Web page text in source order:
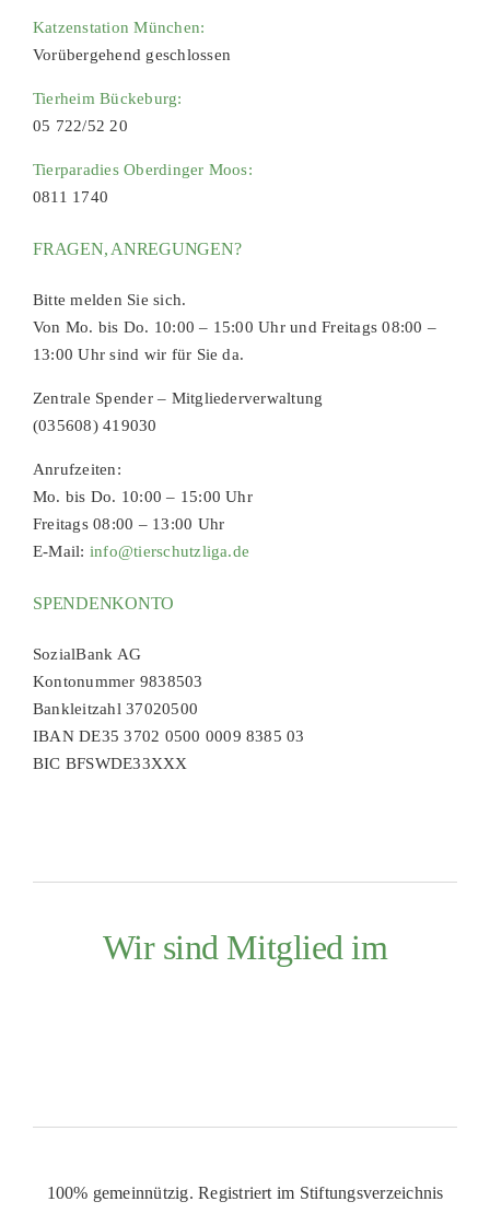
Katzenstation München:
Vorübergehend geschlossen
Tierheim Bückeburg:
05 722/52 20
Tierparadies Oberdinger Moos:
0811 1740
FRAGEN, ANREGUNGEN?
Bitte melden Sie sich.
Von Mo. bis Do. 10:00 – 15:00 Uhr und Freitags 08:00 –
13:00 Uhr sind wir für Sie da.
Zentrale Spender – Mitgliederverwaltung
(035608) 419030
Anrufzeiten:
Mo. bis Do. 10:00 – 15:00 Uhr
Freitags 08:00 – 13:00 Uhr
E-Mail: info@tierschutzliga.de
SPENDENKONTO
SozialBank AG
Kontonummer 9838503
Bankleitzahl 37020500
IBAN DE35 3702 0500 0009 8385 03
BIC BFSWDE33XXX
Wir sind Mitglied im
100% gemeinnützig. Registriert im Stiftungsverzeichnis